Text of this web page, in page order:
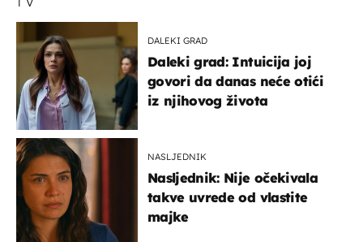
DALEKI GRAD
Daleki grad: Intuicija joj
govori da danas neće otići
iz njihovog života
NASLJEDNIK
Nasljednik: Nije očekivala
takve uvrede od vlastite
majke